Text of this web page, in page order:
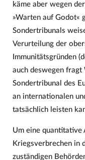
käme aber wegen
»Warten auf Godot«
Sondertribunals
Verurteilung der
Immunitätsgründen
auch deswegen fragt
Sondertribunal des
an internationalen
tatsächlich leisten
Um eine quantitative
Kriegsverbrechen in
zuständigen